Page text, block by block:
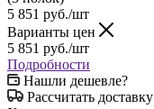
5 851 руб./шт
Варианты цен
5 851 руб./шт
Подробности
Нашли дешевле?
Рассчитать доставку